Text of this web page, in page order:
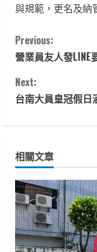
與規範，更名及納
C
o
n
i
n
u
e
Previous:
營業員友人發
Next:
台南大員皇冠假日
相關文章